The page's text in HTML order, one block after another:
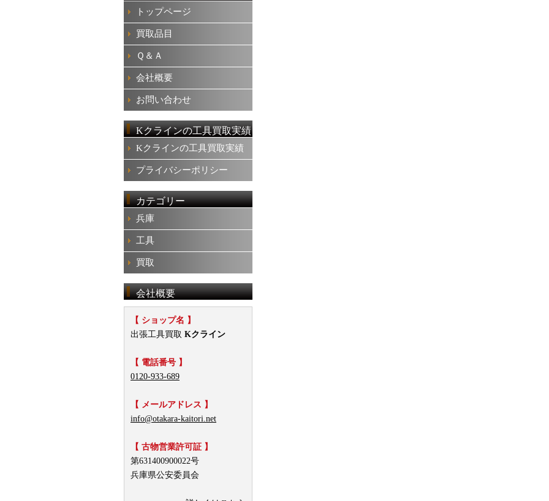
トップページ
買取品目
Ｑ＆Ａ
会社概要
お問い合わせ
Kクラインの工具買取実績
Kクラインの工具買取実績
プライバシーポリシー
カテゴリー
兵庫
工具
買取
会社概要
【 ショップ名 】
出張工具買取 Kクライン
【 電話番号 】
0120-933-689
【 メールアドレス 】
info@otakara-kaitori.net
【 古物営業許可証 】
第631400900022号
兵庫県公安委員会